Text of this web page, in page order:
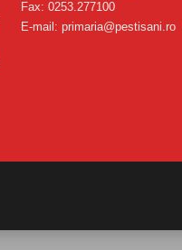
Fax: 0253.277100
E-mail: primaria@pestisani.ro